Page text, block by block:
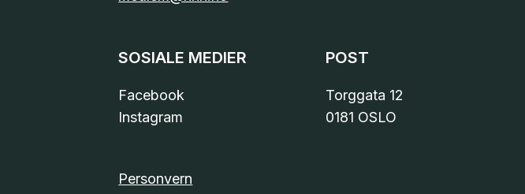
SOSIALE MEDIER
Facebook
Instagram
POST
Torggata 12
0181 OSLO
Personvern